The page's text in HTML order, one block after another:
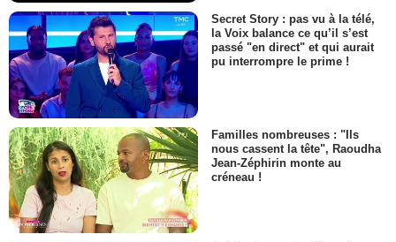
Secret Story : pas vu à la télé,
la Voix balance ce qu’il s’est
passé "en direct" et qui aurait
pu interrompre le prime !
Familles nombreuses : "Ils
nous cassent la tête", Raoudha
Jean-Zéphirin monte au
créneau !